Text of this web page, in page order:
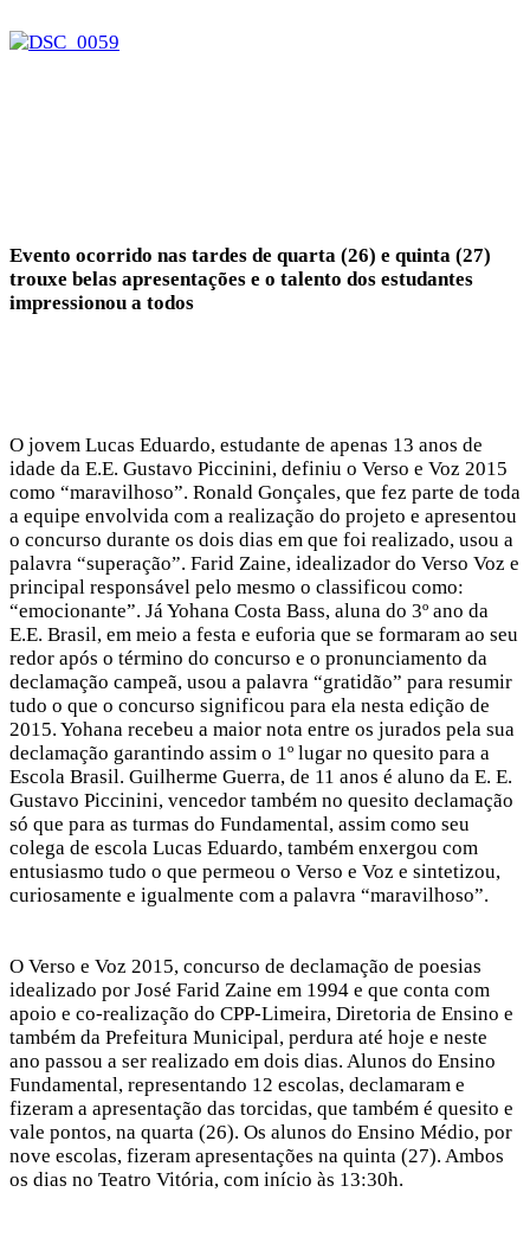
Evento ocorrido nas tardes de quarta (26) e quinta (27)
trouxe belas apresentações e o talento dos estudantes
impressionou a todos
O jovem Lucas Eduardo, estudante de apenas 13 anos de
idade da E.E. Gustavo Piccinini, definiu o Verso e Voz 2015
como “maravilhoso”. Ronald Gonçales, que fez parte de toda
a equipe envolvida com a realização do projeto e apresentou
o concurso durante os dois dias em que foi realizado, usou a
palavra “superação”. Farid Zaine, idealizador do Verso Voz e
principal responsável pelo mesmo o classificou como:
“emocionante”. Já Yohana Costa Bass, aluna do 3º ano da
E.E. Brasil, em meio a festa e euforia que se formaram ao seu
redor após o término do concurso e o pronunciamento da
declamação campeã, usou a palavra “gratidão” para resumir
tudo o que o concurso significou para ela nesta edição de
2015. Yohana recebeu a maior nota entre os jurados pela sua
declamação garantindo assim o 1º lugar no quesito para a
Escola Brasil. Guilherme Guerra, de 11 anos é aluno da E. E.
Gustavo Piccinini, vencedor também no quesito declamação
só que para as turmas do Fundamental, assim como seu
colega de escola Lucas Eduardo, também enxergou com
entusiasmo tudo o que permeou o Verso e Voz e sintetizou,
curiosamente e igualmente com a palavra “maravilhoso”.
O Verso e Voz 2015, concurso de declamação de poesias
idealizado por José Farid Zaine em 1994 e que conta com
apoio e co-realização do CPP-Limeira, Diretoria de Ensino e
também da Prefeitura Municipal, perdura até hoje e neste
ano passou a ser realizado em dois dias. Alunos do Ensino
Fundamental, representando 12 escolas, declamaram e
fizeram a apresentação das torcidas, que também é quesito e
vale pontos, na quarta (26). Os alunos do Ensino Médio, por
nove escolas, fizeram apresentações na quinta (27). Ambos
os dias no Teatro Vitória, com início às 13:30h.